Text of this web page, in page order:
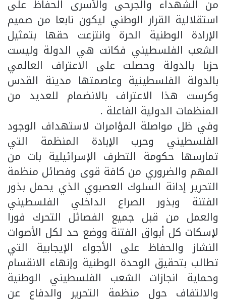
من الشهداء والجرحى والأسرى الحفاظ على
استقلالية القرار الوطني ليكون نابعا من صميم
الإرادة الوطنية الحرة وانتزعت حقها بتمثيل
الشعب الفلسطيني فكانت هي الدولة وليست
حزبا بالدولة وحصلت على الاعتراف العالمي
بالدولة الفلسطينية وعاصمتها مدينة القدس
وكرست هذا الاعتراف بالانضمام للعديد من
المنظمات الدولية الفاعلة .
وفي ظل مواصلة المؤامرات لاستهداف الوجود
الفلسطيني وحرب الإبادة المنظمة التي
تمارسها حكومة التطرف الإسرائيلية بات من
المهم والضروري من كافة قوى وفصائل منظمة
التحرير إدانة السلوك العصبوي الذي يحمل بذور
الفتنة وبذور الصراع الداخلي الفلسطيني
والعمل من قبل جميع الفصائل التحرك فورا
لإسكات كل أبواق الفتنة ووضع حد لكل الأصوات
النشاز والحفاظ على الأجواء الإيجابية التي
تطالب بتحقيق الوحدة الوطنية وإنهاء الانقسام
وحماية انجازات الشعب الفلسطيني الوطنية
والالتفاف حول منظمة التحرير والدفاع عن